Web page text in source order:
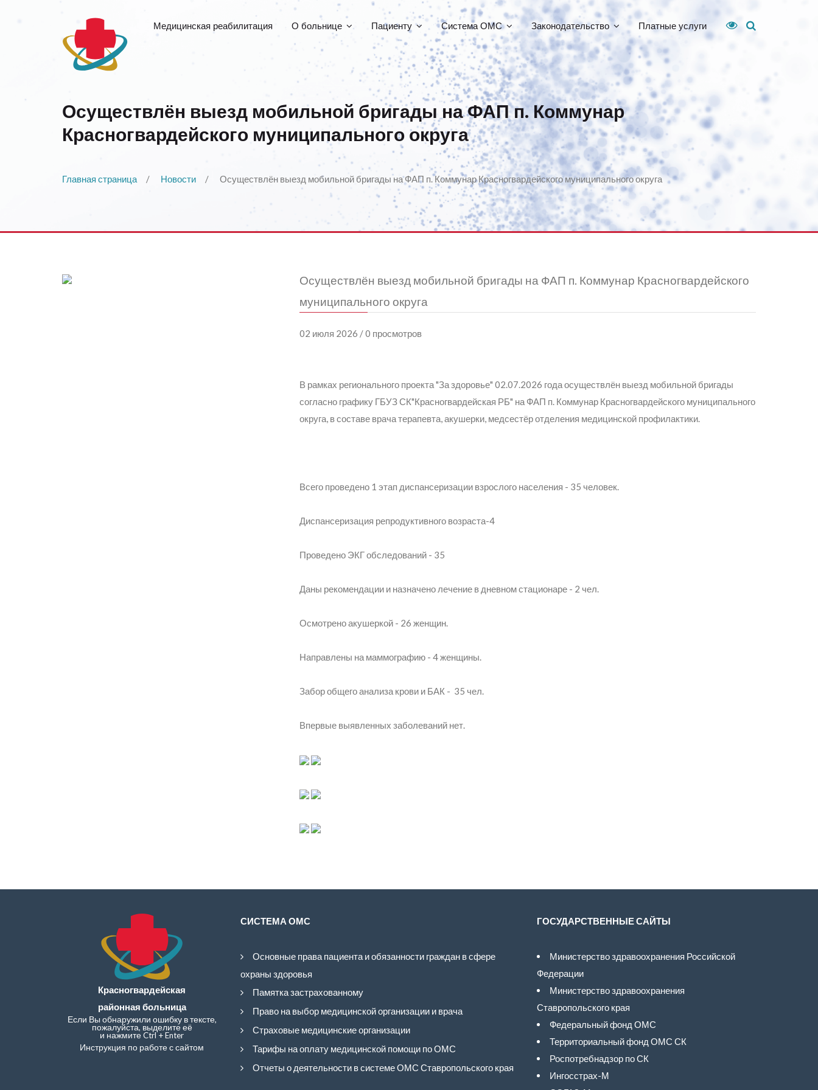
Медицинская реабилитация О больнице Пациенту Система ОМС Законодательство Платные услуги
Осуществлён выезд мобильной бригады на ФАП п. Коммунар
Красногвардейского муниципального округа
Главная страница Новости Осуществлён выезд мобильной бригады на ФАП п. Коммунар Красногвардейского муниципального округа
Осуществлён выезд мобильной бригады на ФАП п. Коммунар Красногвардейского
муниципального округа
02 июля 2026 / 0 просмотров
В рамках регионального проекта "За здоровье" 02.07.2026 года осуществлён выезд мобильной бригады
согласно графику ГБУЗ СК"Красногвардейская РБ" на ФАП п. Коммунар Красногвардейского муниципального
округа, в составе врачатерапевта,акушерки, медсестёр отделения медицинской профилактики.
Всего проведено 1 этап диспансеризации взрослого населения - 35 человек.
Диспансеризация репродуктивного возраста-4
Проведено ЭКГ обследований - 35
Даны рекомендации и назначено лечение в дневном стационаре - 2 чел.
Осмотрено акушеркой - 26 женщин.
Направлены на маммографию - 4 женщины.
Забор общего анализа крови и БАК - 35 чел.
Впервые выявленных заболеваний нет.
Красногвардейская
районная больница
Если Вы обнаружили ошибку в тексте,
пожалуйста, выделите её
и нажмите Ctrl + Enter
Инструкция по работе с сайтом
СИСТЕМА ОМС
Основные права пациента и обязанности граждан в сфере
охраны здоровья
Памятка застрахованному
Право на выбор медицинской организации и врача
Страховые медицинские организации
Тарифы на оплату медицинской помощи по ОМС
Отчеты о деятельности в системе ОМС Ставропольского края
ГОСУДАРСТВЕННЫЕ САЙТЫ
Министерство здравоохранения Российской
Федерации
Министерство здравоохранения
Ставропольского края
Федеральный фонд ОМС
Территориальный фонд ОМС СК
Роспотребнадзор по СК
Ингосстрах-М